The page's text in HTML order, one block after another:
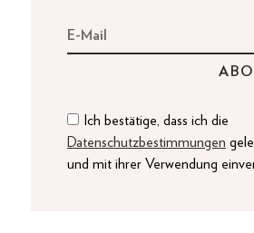
Ich bestätige, dass ich die
Datenschutzbestimmungen
und mit ihrer Verwendung